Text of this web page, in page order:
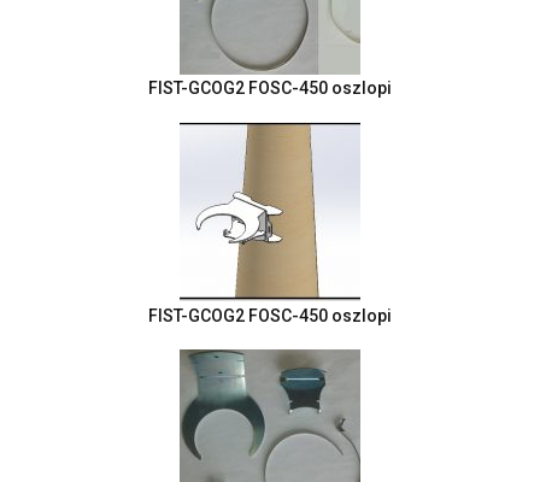
FIST-GCOG2 FOSC-450 oszlopi
FIST-GCOG2 FOSC-450 oszlopi